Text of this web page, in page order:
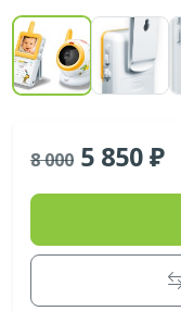
8 000 5 850